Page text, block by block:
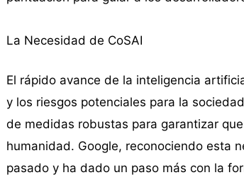
La Necesidad de CoSAI
El rápido avance de la inteligencia
y los riesgos potenciales para la
de medidas robustas para garantizar
humanidad. Google, reconociendo esta
pasado y ha dado un paso más con la